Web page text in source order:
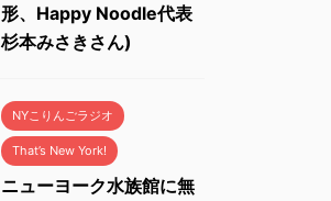
形、Happy Noodle代表
杉本みさきさん)
NYこりんごラジオ
That’s New York!
ニューヨーク水族館に無